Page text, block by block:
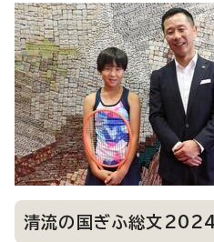
清流の国ぎふ総文